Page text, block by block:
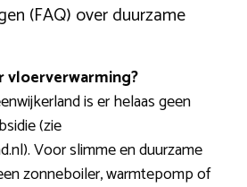
(FAQ) over duurzame
vloerverwarming?
is er helaas geen
(zie
Voor slimme en duurzame
zonneboiler, warmtepomp of